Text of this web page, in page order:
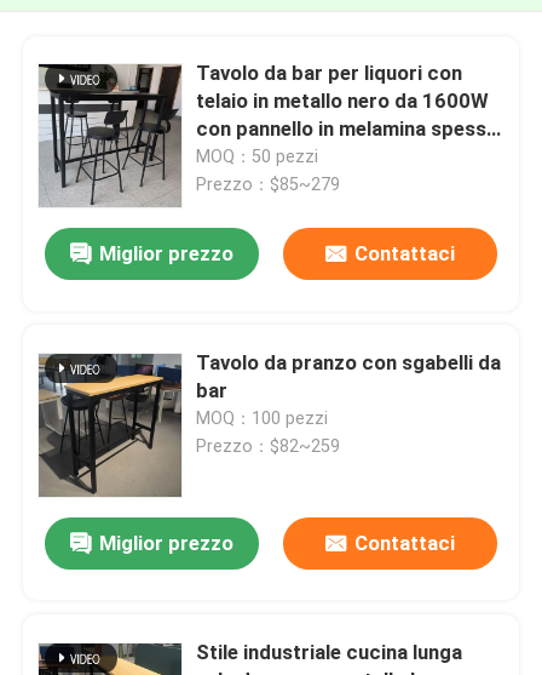
Tavolo da bar per liquori con
telaio in metallo nero da 1600W
con pannello in melamina spesso
25mm, mini armadietto da bar
MOQ：50 pezzi
Prezzo：$85~279
Miglior prezzo Contattaci
Tavolo da pranzo con sgabelli da
bar
MOQ：100 pezzi
Prezzo：$82~259
Miglior prezzo Contattaci
Stile industriale cucina lunga